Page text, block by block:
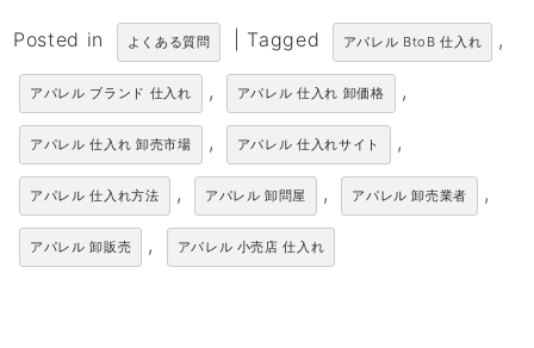
Posted in よくある質問 Tagged アパレル BtoB 仕入れ ,
アパレル ブランド 仕入れ , アパレル 仕入れ 卸価格 ,
アパレル 仕入れ 卸売市場 , アパレル 仕入れサイト ,
アパレル 仕入れ方法 , アパレル 卸問屋 , アパレル 卸売業者 ,
アパレル 卸販売 , アパレル 小売店 仕入れ